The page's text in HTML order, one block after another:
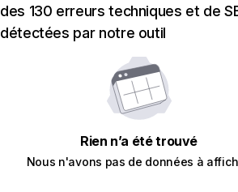
des 130 erreurs techniques et de
détectées par notre outil
Rien n’a été trouvé
Nous n'avons pas de données à